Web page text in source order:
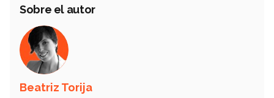
Sobre el autor
Beatriz Torija